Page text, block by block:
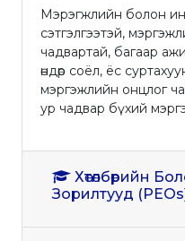
Мэрэгжлийн болон
сэтгэлгээтэй,
чадвартай, багаар
өндөр соёл, ёс
мэргэжлийн онцлог
ур чадвар бүхий
Зорилтууд